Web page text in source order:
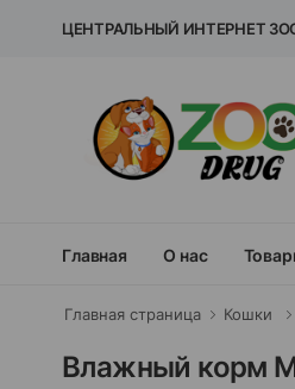
ЦЕНТРАЛЬНЫЙ ИНТЕРНЕТ
Главная О нас
Главная страница Кошки
Влажный корм